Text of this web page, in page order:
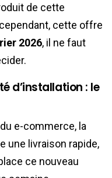
de cette
cette offre
2026, il ne faut
d’installation : le
e-commerce, la
une livraison rapide,
ce nouveau